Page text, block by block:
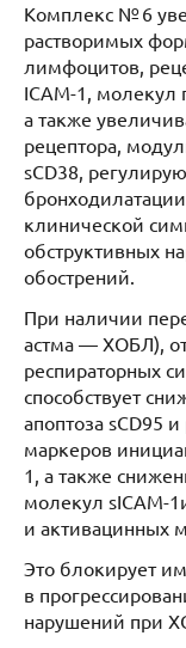
Комплекс № 6
растворимых
лимфоцитов,
ICAM-1, молекул
а также
рецептора,
sCD38,
клинической
обструктивных
обострений.
При наличии
астма — ХОБЛ),
респираторных
способствует
апоптоза sCD95
маркеров
1, а также
молекул sICAM-
и активацинных
Это блокирует
в
нарушений при